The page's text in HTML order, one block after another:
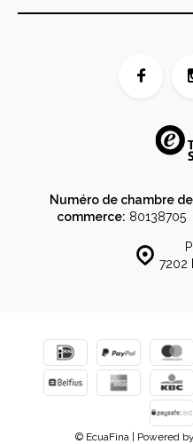
7202
Numéro de chambre de
commerce: 80138705
© EcuaFina | Powered by